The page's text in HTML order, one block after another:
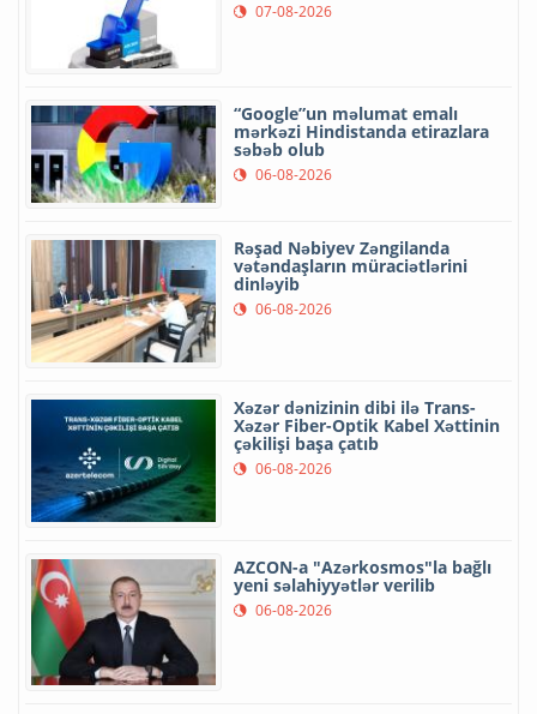
07-08-2026
“Google”un məlumat emalı
mərkəzi Hindistanda etirazlara
səbəb olub
06-08-2026
Rəşad Nəbiyev Zəngilanda
vətəndaşların müraciətlərini
dinləyib
06-08-2026
Xəzər dənizinin dibi ilə Trans-
Xəzər Fiber-Optik Kabel Xəttinin
çəkilişi başa çatıb
06-08-2026
AZCON-a "Azərkosmos"la bağlı
yeni səlahiyyətlər verilib
06-08-2026